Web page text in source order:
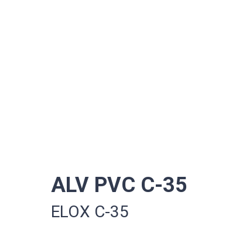
ALV PVC C-35
ELOX C-35